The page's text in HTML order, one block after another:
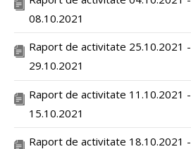
08.10.2021
Raport de activitate 25.10.2021 -
29.10.2021
Raport de activitate 11.10.2021 -
15.10.2021
Raport de activitate 18.10.2021 -